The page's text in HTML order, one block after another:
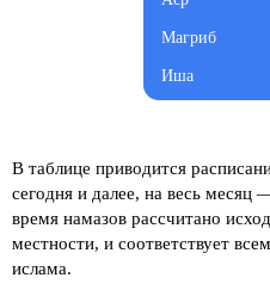
В таблице приводится
сегодня и далее, на весь месяц —
время намазов рассчитано
местности, и соответствует
ислама.